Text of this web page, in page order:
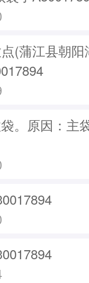
(蒲江县朝
。原因：主